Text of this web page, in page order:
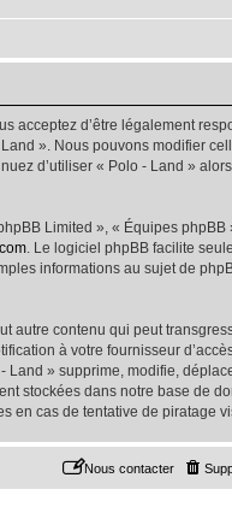
acceptez d’être légalement
». Nous pouvons modifier
d’utiliser « Polo - Land »
Limited », « Équipes
. Le logiciel phpBB facilite
informations au sujet de
autre contenu qui peut
à votre fournisseur
» supprime, modifie,
stockées dans notre base de
en cas de tentative de piratage
Nous contacter